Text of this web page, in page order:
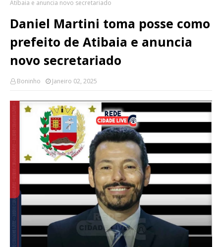
Atibaia e anuncia novo secretariado
Daniel Martini toma posse como
prefeito de Atibaia e anuncia
novo secretariado
Boninho Janeiro 02, 2025